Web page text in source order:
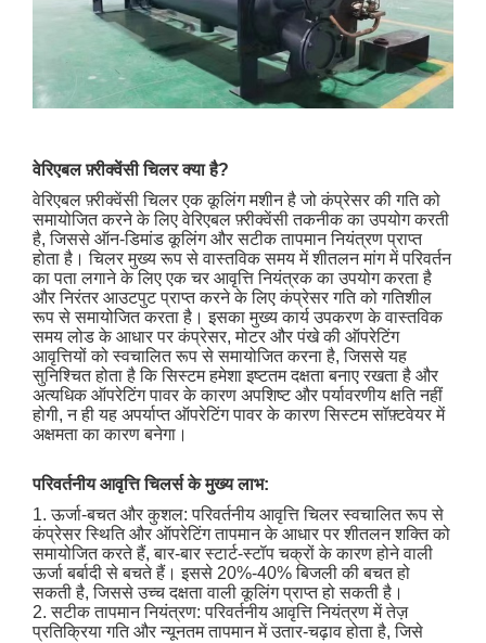
वेरिएबल फ़्रीक्वेंसी चिलर क्या है?
वेरिएबल फ़्रीक्वेंसी चिलर एक कूलिंग मशीन है जो कंप्रेसर की गति को
समायोजित करने के लिए वेरिएबल फ़्रीक्वेंसी तकनीक का उपयोग करती
है, जिससे ऑन-डिमांड कूलिंग और सटीक तापमान नियंत्रण प्राप्त
होता है। चिलर मुख्य रूप से वास्तविक समय में शीतलन मांग में परिवर्तन
का पता लगाने के लिए एक चर आवृत्ति नियंत्रक का उपयोग करता है
और निरंतर आउटपुट प्राप्त करने के लिए कंप्रेसर गति को गतिशील
रूप से समायोजित करता है। इसका मुख्य कार्य उपकरण के वास्तविक
समय लोड के आधार पर कंप्रेसर, मोटर और पंखे की ऑपरेटिंग
आवृत्तियों को स्वचालित रूप से समायोजित करना है, जिससे यह
सुनिश्चित होता है कि सिस्टम हमेशा इष्टतम दक्षता बनाए रखता है और
अत्यधिक ऑपरेटिंग पावर के कारण अपशिष्ट और पर्यावरणीय क्षति नहीं
होगी, न ही यह अपर्याप्त ऑपरेटिंग पावर के कारण सिस्टम सॉफ़्टवेयर में
अक्षमता का कारण बनेगा।
परिवर्तनीय आवृत्ति चिलर्स के मुख्य लाभ:
1. ऊर्जा-बचत और कुशल: परिवर्तनीय आवृत्ति चिलर स्वचालित रूप से
कंप्रेसर स्थिति और ऑपरेटिंग तापमान के आधार पर शीतलन शक्ति को
समायोजित करते हैं, बार-बार स्टार्ट-स्टॉप चक्रों के कारण होने वाली
ऊर्जा बर्बादी से बचते हैं। इससे 20%-40% बिजली की बचत हो
सकती है, जिससे उच्च दक्षता वाली कूलिंग प्राप्त हो सकती है।
2. सटीक तापमान नियंत्रण: परिवर्तनीय आवृत्ति नियंत्रण में तेज़
प्रतिक्रिया गति और न्यूनतम तापमान में उतार-चढ़ाव होता है, जिसे